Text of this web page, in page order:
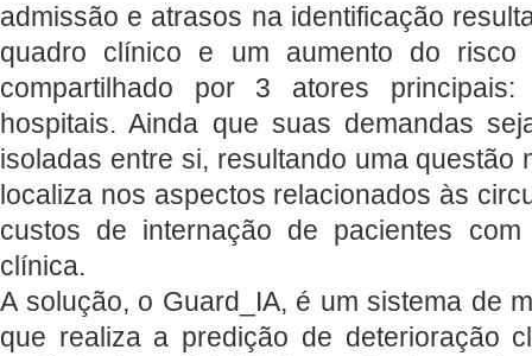
admissão e atrasos na identificação
quadro clínico e um aumento do
compartilhado por 3 atores
hospitais. Ainda que suas demandas
isoladas entre si, resultando uma questão
localiza nos aspectos relacionados às
custos de internação de pacientes
clínica.
A solução, o Guard_IA, é um sistema de
que realiza a predição de deterioração